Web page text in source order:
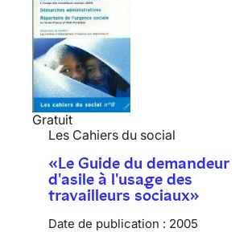
Gratuit
Les Cahiers du social
«Le Guide du demandeur
d'asile à l'usage des
travailleurs sociaux»
Date de publication : 2005